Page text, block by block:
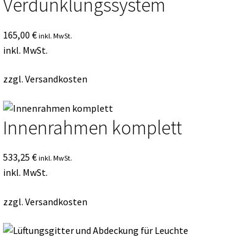
Verdunklungssystem
165,00 € inkl. MwSt.
inkl. MwSt.
zzgl. Versandkosten
Innenrahmen komplett
533,25 € inkl. MwSt.
inkl. MwSt.
zzgl. Versandkosten